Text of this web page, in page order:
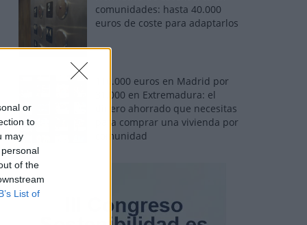
or
to
may
of the
List of
comunidades: hasta 40.000
euros de coste para adaptarlos
110.000 euros en Madrid por
31.000 en Extremadura: el
dinero ahorrado que necesitas
para comprar una vivienda por
comunidad